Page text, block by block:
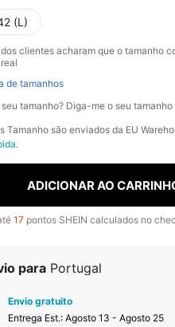
(L)
dos clientes acharam que o tamanho
real
de tamanhos
seu tamanho? Diga-me o seu tamanho
Tamanho são enviados da EU
.
ADICIONAR AO
17 pontos SHEIN calculados no
para Portugal
Envio gratuito
Entrega Est.: Agosto 13 - Agosto 25